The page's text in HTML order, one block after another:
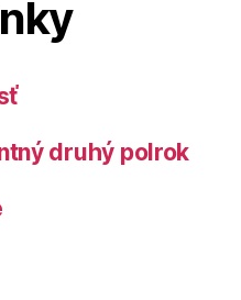
druhý polrok